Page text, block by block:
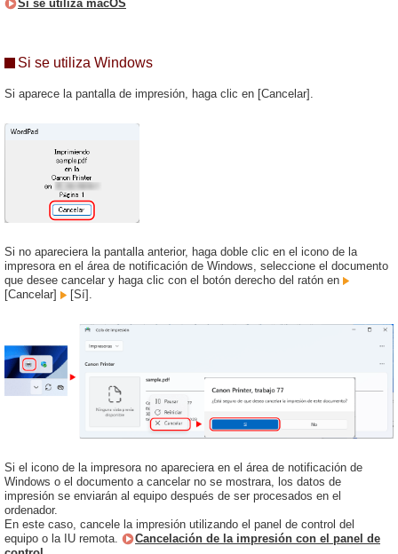
Si se utiliza macOS
Si se utiliza Windows
Si aparece la pantalla de impresión, haga clic en [Cancelar].
Si no apareciera la pantalla anterior, haga doble clic en el icono de la
impresora en el área de notificación de Windows, seleccione el documento
que desee cancelar y haga clic con el botón derecho del ratón en
[Cancelar]
[Sí].
Si el icono de la impresora no apareciera en el área de notificación de
Windows o el documento a cancelar no se mostrara, los datos de
impresión se enviarán al equipo después de ser procesados en el
ordenador.
En este caso, cancele la impresión utilizando el panel de control del
equipo o la IU remota.
Cancelación de la impresión con el panel de